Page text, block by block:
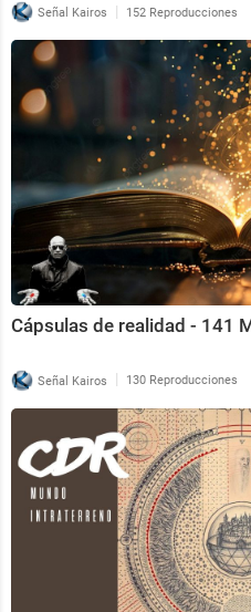
Señal Kairos | 152 Reproducciones
Cápsulas de realidad - 141
Señal Kairos | 130 Reproducciones